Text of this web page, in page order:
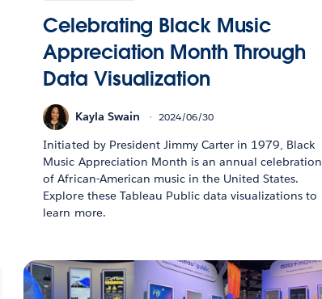
Celebrating Black Music
Appreciation Month Through
Data Visualization
Kayla Swain 2024/06/30
Initiated by President Jimmy Carter in 1979, Black
Music Appreciation Month is an annual celebration
of African-American music in the United States.
Explore these Tableau Public data visualizations to
learn more.